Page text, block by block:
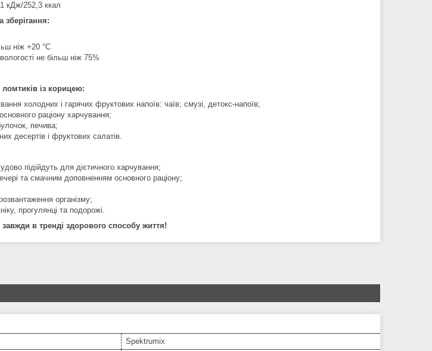
кДж/252,3 ккал
зберігання:
ніж +20 °C
не більш ніж 75%
із корицею:
холодних і гарячих фруктових напоїв: чаїв; смузі, детокс-напоїв;
раціону харчування;
печива;
десертів і фруктових салатів.
підійдуть для дієтичного харчування;
та смачним доповненням основного раціону;
організму;
прогулянці та подорожі.
завжди в тренді здорового способу життя!
Spektrumix